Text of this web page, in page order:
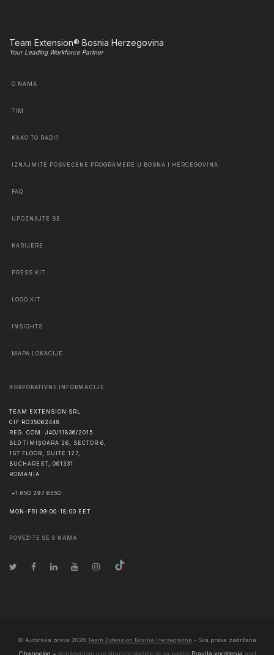
Team Extension® Bosnia Herzegovina
Your Leading Workforce Partner
O NAMA
TIM
KAKO TO RADI?
IZNAJMITE POSVEĆENE PROGRAMERE U BOSNA I HERCEGOVINA
FAQ
UPOZNAJTE SE
KARIJERE
PRESS KIT
LOGO KIT
INSIGHTS
MAPA LOKACIJE
KORPORATIVNE INFORMACIJE
TEAM EXTENSION SRL
CIF RO35062448
REG. COM. J40/11836/2015
BLD TIMIȘOARA 26, SECTOR 6,
1ST FLOOR, SUITE 127,
BUCHAREST
061331
ROMANIA
+1 650 297 6550
MON-FRI 09:00-18:00 EET
POVEŽITE SE S NAMA
© Autorska prava 2026 Team Extension Bosnia Herzegovina - Sva prava zadržana